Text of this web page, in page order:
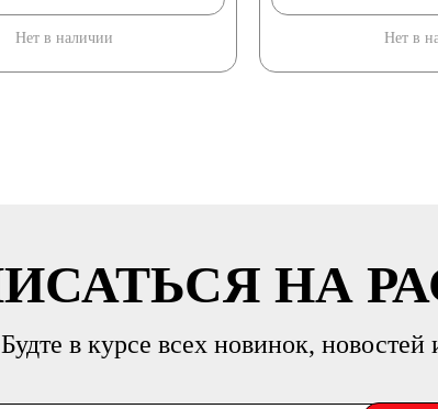
Нет в наличии Нет в
НА
Будте в курсе всех новинок, новостей